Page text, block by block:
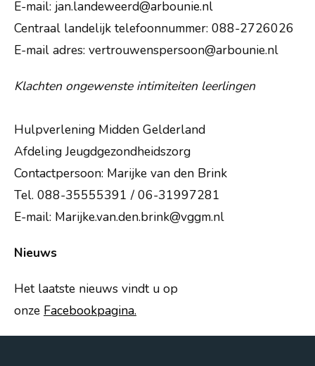
E-mail: jan.landeweerd@arbounie.nl
Centraal landelijk telefoonnummer: 088-2726026
E-mail adres: vertrouwenspersoon@arbounie.nl
Klachten ongewenste intimiteiten leerlingen
Hulpverlening Midden Gelderland
Afdeling Jeugdgezondheidszorg
Contactpersoon: Marijke van den Brink
Tel. 088-35555391 / 06-31997281
E-mail: Marijke.van.den.brink@vggm.nl
Nieuws
Het laatste nieuws vindt u op
onze Facebookpagina.